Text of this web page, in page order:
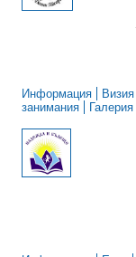
Информация
Визия
занимания
Галерия